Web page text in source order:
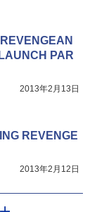
PAR
2013年2月13日
REVENGE
2013年2月12日